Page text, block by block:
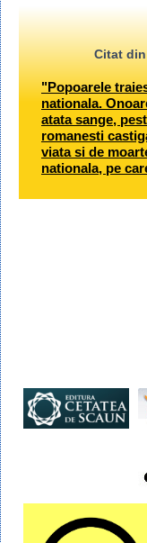
Citat din
"Popoarele
nationala.
atata sange,
romanesti
viata si de
nationala, pe